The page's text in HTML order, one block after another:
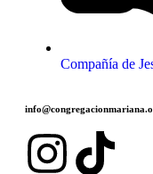
Compañía de